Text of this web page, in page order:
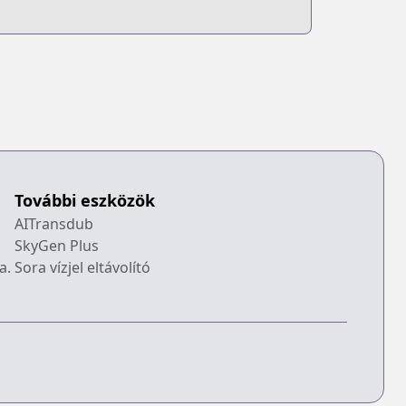
További eszközök
AITransdub
SkyGen Plus
Sora vízjel eltávolító